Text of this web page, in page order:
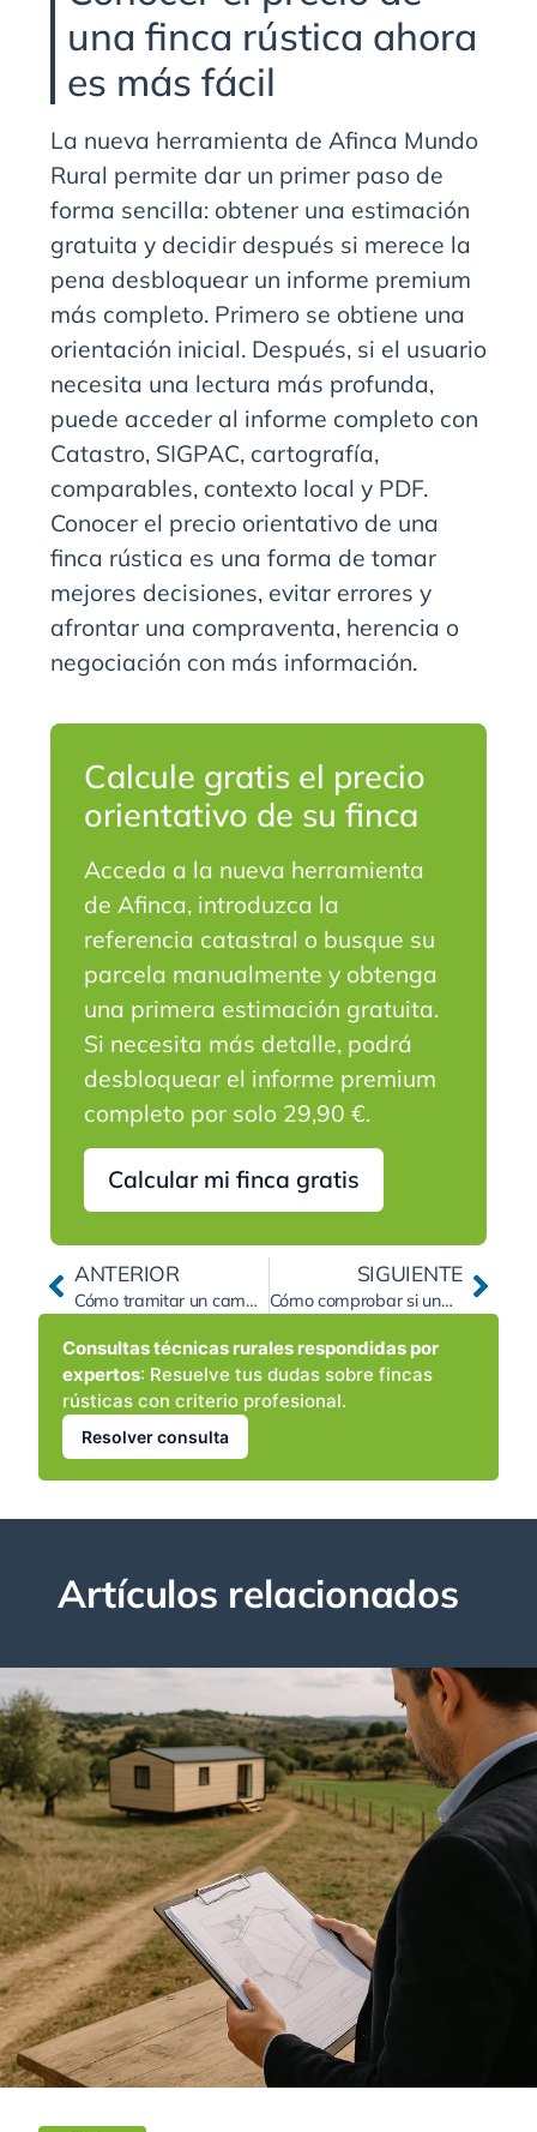
una finca rústica ahora
es más fácil
La nueva herramienta de Afinca Mundo
Rural permite dar un primer paso de
forma sencilla: obtener una estimación
gratuita y decidir después si merece la
pena desbloquear un informe premium
más completo. Primero se obtiene una
orientación inicial. Después, si el usuario
necesita una lectura más profunda,
puede acceder al informe completo con
Catastro, SIGPAC, cartografía,
comparables, contexto local y PDF.
Conocer el precio orientativo de una
finca rústica es una forma de tomar
mejores decisiones, evitar errores y
afrontar una compraventa, herencia o
negociación con más información.
Calcule gratis el precio
orientativo de su finca
Acceda a la nueva herramienta
de Afinca, introduzca la
referencia catastral o busque su
parcela manualmente y obtenga
una primera estimación gratuita.
Si necesita más detalle, podrá
desbloquear el informe premium
completo por solo 29,90 €.
Calcular mi finca gratis
ANTERIOR
Cómo tramitar un cambio de cultivo a olivar, almendro o pistacho en una finca rústica: permisos, PAC, compatibilidad urbanística y costes técnicos
SIGUIENTE
Cómo comprobar si una finca rústica tiene acceso legal a camino público: servidumbre, caminos municipales, catastro y soluciones si está enclavada
Consultas técnicas rurales respondidas por
expertos: Resuelve tus dudas sobre fincas
rústicas con criterio profesional.
Resolver consulta
Artículos relacionados